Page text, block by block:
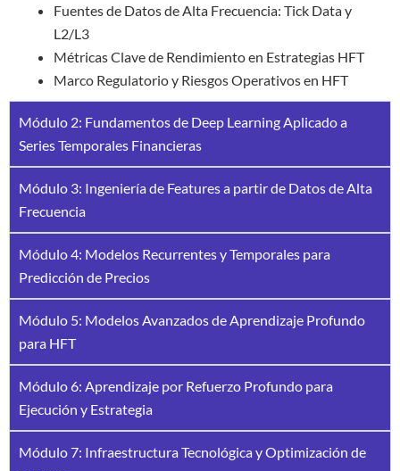
Fuentes de Datos de Alta Frecuencia: Tick Data y
L2/L3
Métricas Clave de Rendimiento en Estrategias HFT
Marco Regulatorio y Riesgos Operativos en HFT
Módulo 2: Fundamentos de Deep Learning Aplicado a
Series Temporales Financieras
Módulo 3: Ingeniería de Features a partir de Datos de Alta
Frecuencia
Módulo 4: Modelos Recurrentes y Temporales para
Predicción de Precios
Módulo 5: Modelos Avanzados de Aprendizaje Profundo
para HFT
Módulo 6: Aprendizaje por Refuerzo Profundo para
Ejecución y Estrategia
Módulo 7: Infraestructura Tecnológica y Optimización de